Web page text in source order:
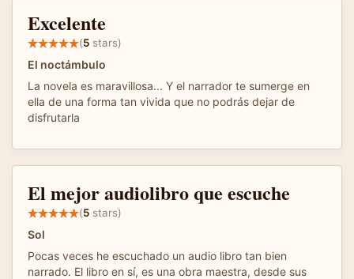
Excelente
(5 stars)
El noctámbulo
La novela es maravillosa... Y el narrador te sumerge en
ella de una forma tan vivida que no podrás dejar de
disfrutarla
El mejor audiolibro que escuche
(5 stars)
Sol
Pocas veces he escuchado un audio libro tan bien
narrado. El libro en sí, es una obra maestra, desde sus